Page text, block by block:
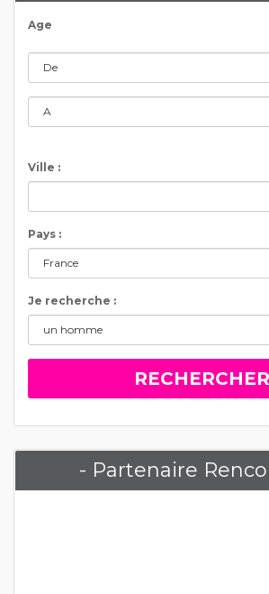
Age
Ville :
Pays :
Je recherche :
- Partenaire